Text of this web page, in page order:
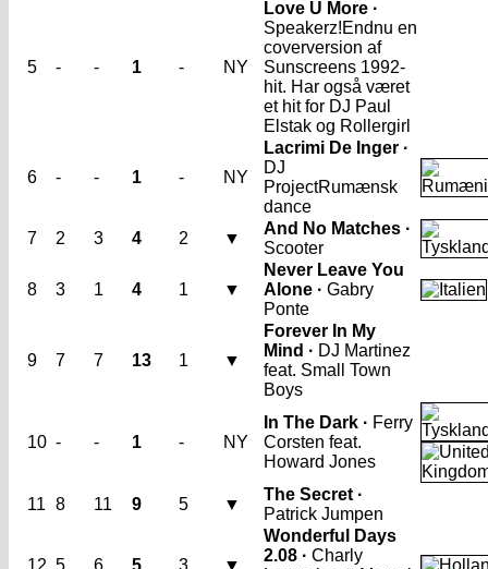
5 - - 1 - NY
Love U More ·
Speakerz!Endnu en
coverversion af
Sunscreens 1992-
hit. Har også været
et hit for DJ Paul
Elstak og Rollergirl
6 - - 1 - NY
Lacrimi De Inger ·
DJ
ProjectRumænsk
dance
7
2 3 4 2 ▼
And No Matches ·
Scooter
8 3 1 4 1 ▼
Never Leave You
Alone · Gabry
Ponte
9 7 7 13 1 ▼
Forever In My
Mind · DJ Martinez
feat. Small Town
Boys
10 - - 1 - NY
In The Dark · Ferry
Corsten feat.
Howard Jones
11 8 11 9 5 ▼
The Secret ·
Patrick Jumpen
12 5 6 5 3 ▼
Wonderful Days
2.08 · Charly